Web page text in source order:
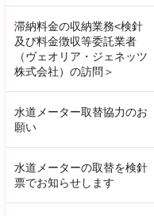
滞納料金の収納業務<検針
及び料金徴収等委託業者
（ヴェオリア・ジェネッツ
株式会社）の訪問＞
水道メーター取替協力のお
願い
水道メーターの取替を検針
票でお知らせします